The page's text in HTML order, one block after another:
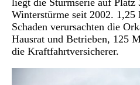
liegt die Sturmserie auf Platz
Winterstürme seit 2002. 1,25
Schaden verursachten die
Hausrat und Betrieben, 125
die Kraftfahrtversicherer.